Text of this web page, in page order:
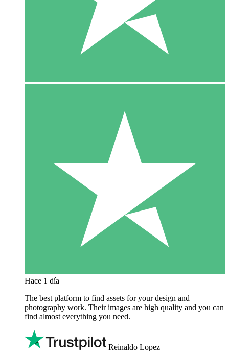
Hace 1 día
The best platform to find assets for your design and
photography work. Their images are high quality and you can
find almost everything you need.
Reinaldo Lopez